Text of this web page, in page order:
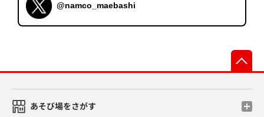
@namco_maebashi
あそび場をさがす